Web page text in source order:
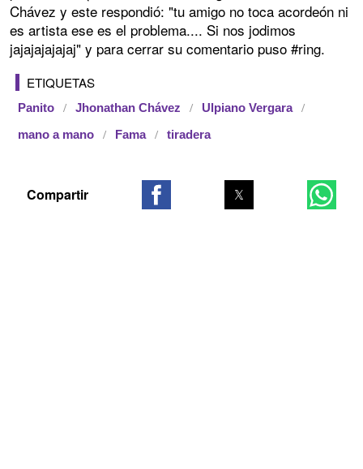
Chávez y este respondió: "tu amigo no toca acordeón ni
es artista ese es el problema.... Si nos jodimos
jajajajajajaj" y para cerrar su comentario puso #ring.
ETIQUETAS
Panito Jhonathan Chávez Ulpiano Vergara
mano a mano Fama tiradera